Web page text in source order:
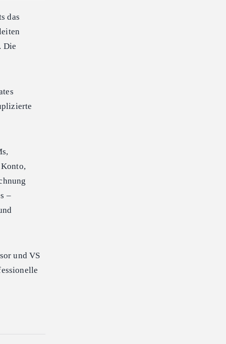
das
Die
–
und VS